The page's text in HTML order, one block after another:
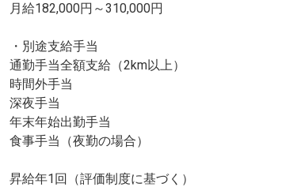
月給182,000円～310,000円
・別途支給手当
通勤手当全額支給（2km以上）
時間外手当
深夜手当
年末年始出勤手当
食事手当（夜勤の場合）
昇給年1回（評価制度に基づく）